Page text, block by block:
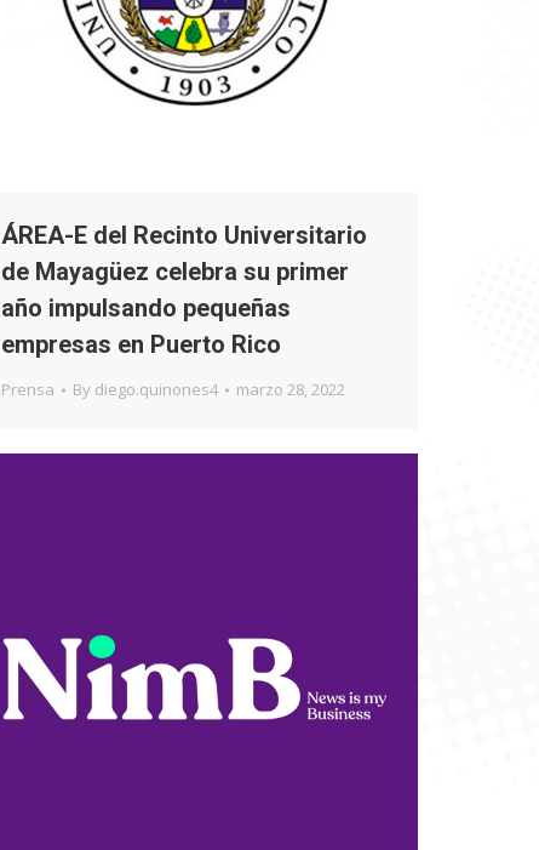
ÁREA-E del Recinto Universitario
de Mayagüez celebra su primer
año impulsando pequeñas
empresas en Puerto Rico
Prensa By diego.quinones4 marzo 28, 2022